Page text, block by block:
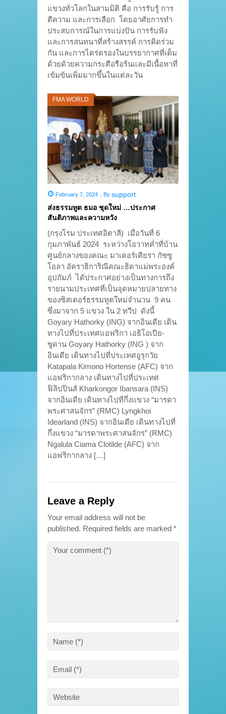
แขวงทั่วโลกในสามมิติ คือ การรับรู้ การ
ตีความ และการเลือก โดยอาศัยการทำ
ประสบการณ์ในการแบ่งปัน การรับฟัง
และการสนทนาที่สร้างสรรค์ การคิดร่วม
กัน และการไตร่ตรองในบรรยากาศที่เต็ม
ด้วยด้วยความกระตือรือร้นและมีเนื้อหาที่
เข้มข้นเพิ่มมากขึ้นในแต่ละวัน
FMA WORLD
February 7, 2024 By support
ส่งธรรมทูต ธมอ ชุดใหม่ …ประกาศ
สันติภาพและความหวัง
(กรุงโรม ประเทศอิตาลี) เมื่อวันที่ 6
กุมภาพันธ์ 2024 ระหว่างโอวาทค่ำที่บ้าน
ศูนย์กลางของคณะ มาเดอร์เคียรา กัซซู
โอลา อัคราธิการิณีคณะธิดาแม่พระองค์
อุปถัมภ์ ได้ประกาศอย่างเป็นทางการถึง
รายนามประเทศที่เป็นจุดหมายปลายทาง
ของซิสเตอร์ธรรมทูตใหม่จำนวน 9 คน
ซึ่งมาจาก 5 แขวง ใน 2 ทวีป ดังนี้
Goyary Hathorky (ING) จากอินเดีย เดิน
ทางไปที่ประเทศแอฟริกา เอธิโอเปีย-
ซูดาน Goyary Hathorky (ING ) จาก
อินเดีย เดินทางไปที่ประเทศอูรุกวัย
Katapala Kimono Hortense (AFC) จาก
แอฟริกากลาง เดินทางไปที่ประเทศ
ฟิลิปปินส์ Kharkongor Ibansara (INS)
จากอินเดีย เดินทางไปที่กึ่งแขวง “มารดา
พระศาสนจักร” (RMC) Lyngkhoi
Idearland (INS) จากอินเดีย เดินทางไปที่
กึ่งแขวง “มารดาพระศาสนจักร” (RMC)
Ngalula Ciama Clotilde (AFC) จาก
แอฟริกากลาง […]
Leave a Reply
Your email address will not be
published. Required fields are marked *